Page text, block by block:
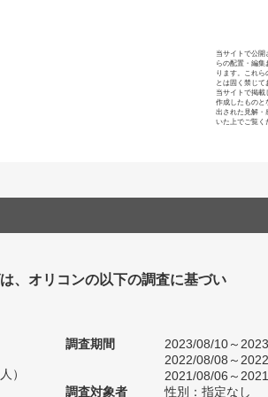
当サイトで公
らの配置・編集
ります。これら
とは固く禁じて
当サイトで掲載
作成したものと
出された見解・
いた上でご覧く
、オリコンの以下の調査に基づい
）
調査期間
2023/08/10～
2022/08/08～
2021/08/06～
調査対象者
性別：指定なし